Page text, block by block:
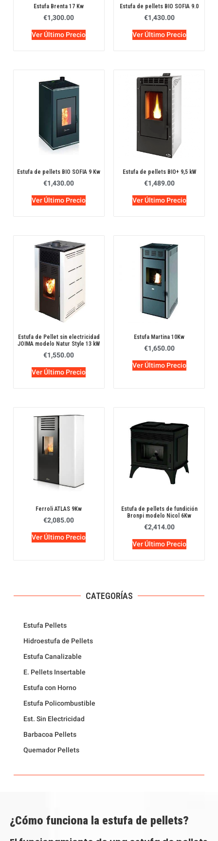
Estufa Brenta 17 Kw
€1,300.00
Ver Último Precio
Estufa de pellets BIO SOFIA 9.0
€1,430.00
Ver Último Precio
Estufa de pellets BIO SOFIA 9 Kw
€1,430.00
Ver Último Precio
Estufa de pellets BIO+ 9,5 kW
€1,489.00
Ver Último Precio
Estufa de Pellet sin electricidad
JOIMA modelo Natur Style 13 kW
€1,550.00
Ver Último Precio
Estufa Martina 10Kw
€1,650.00
Ver Último Precio
Ferroli ATLAS 9Kw
€2,085.00
Ver Último Precio
Estufa de pellets de fundición
Bronpi modelo Nicol 6Kw
€2,414.00
Ver Último Precio
CATEGORÍAS
Estufa Pellets
Hidroestufa de Pellets
Estufa Canalizable
E. Pellets Insertable
Estufa con Horno
Estufa Policombustible
Est. Sin Electricidad
Barbacoa Pellets
Quemador Pellets
¿Cómo funciona la estufa de pellets?